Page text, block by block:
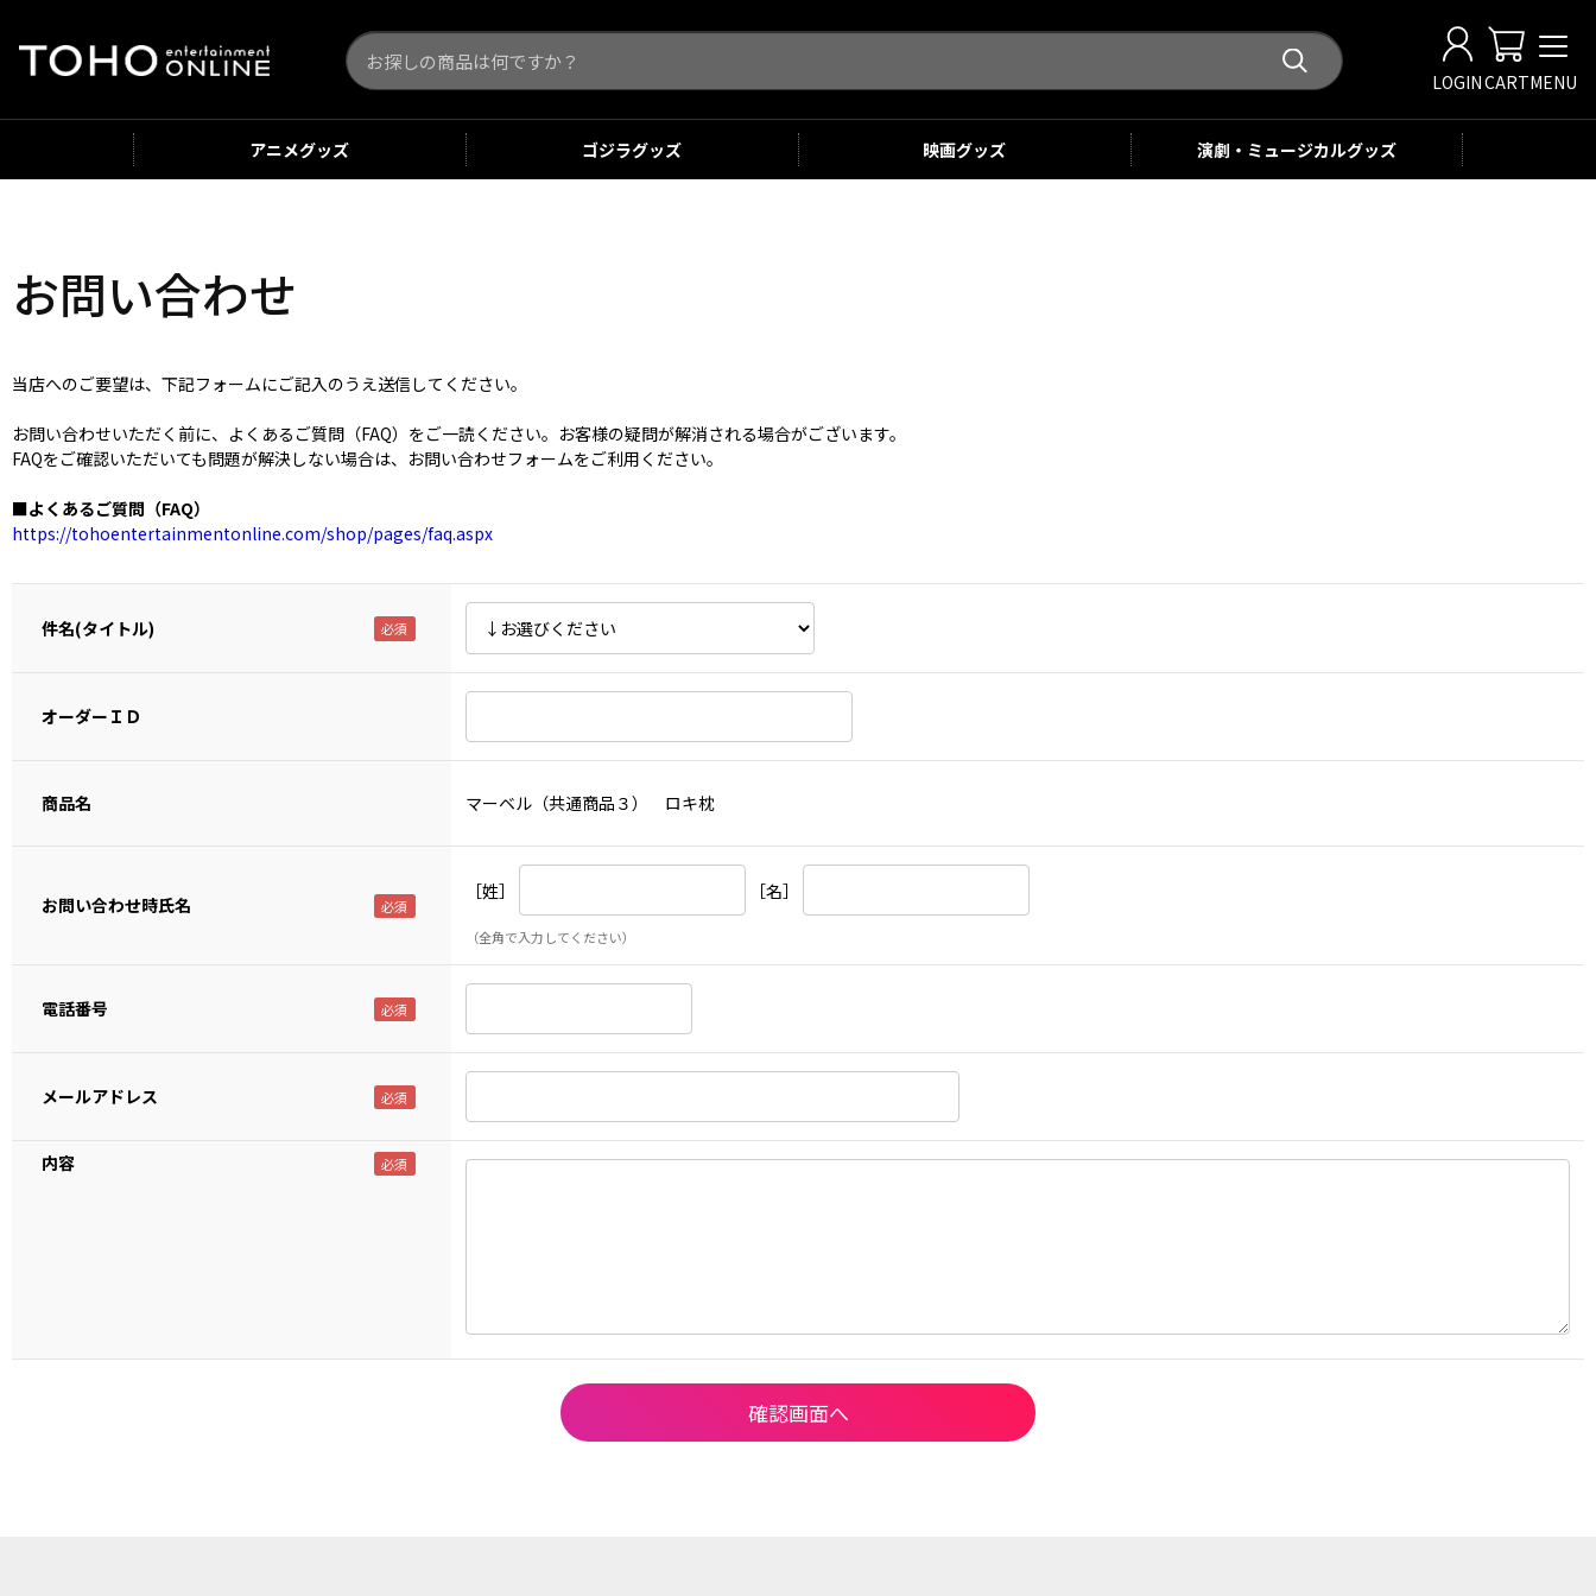
LOGINCARTMENU
アニメグッズ ゴジラグッズ 映画グッズ 演劇・ミュージカルグッズ
お問い合わせ
当店へのご要望は、下記フォームにご記入のうえ送信してください。
お問い合わせいただく前に、よくあるご質問（FAQ）をご一読ください。お客様の疑問が解消される場合がございます。
FAQをご確認いただいても問題が解決しない場合は、お問い合わせフォームをご利用ください。
■よくあるご質問（FAQ）
https://tohoentertainmentonline.com/shop/pages/faq.aspx
件名(タイトル)
オーダーＩＤ
商品名 マーベル（共通商品３） ロキ枕
お問い合わせ時氏名
［姓］ ［名］
（全角で入力してください）
電話番号
メールアドレス
内容